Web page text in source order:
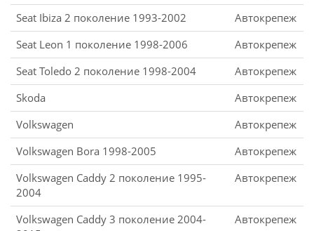
Seat Ibiza 2 поколение 1993-2002
Автокрепеж
Seat Leon 1 поколение 1998-2006
Автокрепеж
Seat Toledo 2 поколение 1998-2004
Автокрепеж
Skoda
Автокрепеж
Volkswagen
Автокрепеж
Volkswagen Bora 1998-2005
Автокрепеж
Volkswagen Caddy 2 поколение 1995-
2004
Автокрепеж
Volkswagen Caddy 3 поколение 2004-
Автокрепеж